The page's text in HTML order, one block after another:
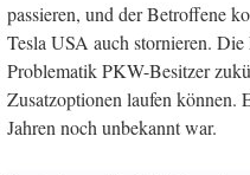
passieren, und der Betroffene
Tesla USA auch stornieren.
Problematik PKW-Besitzer
Zusatzoptionen laufen können.
Jahren noch unbekannt war.